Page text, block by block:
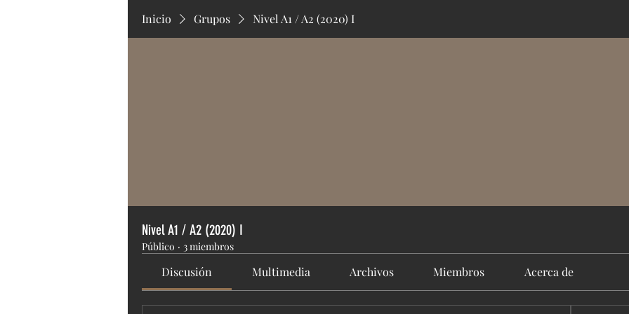
Inicio Grupos Nivel A1 / A2 (2020) I
Nivel A1 / A2 (2020) I
Público · 3 miembros
Discusión Multimedia Archivos Miembros Acerca de